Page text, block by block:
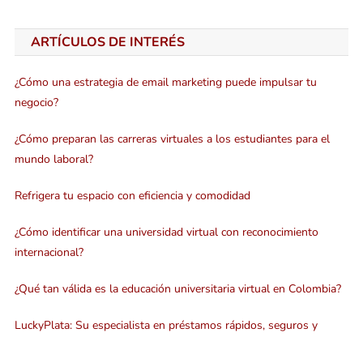
ARTÍCULOS DE INTERÉS
¿Cómo una estrategia de email marketing puede impulsar tu
negocio?
¿Cómo preparan las carreras virtuales a los estudiantes para el
mundo laboral?
Refrigera tu espacio con eficiencia y comodidad
¿Cómo identificar una universidad virtual con reconocimiento
internacional?
¿Qué tan válida es la educación universitaria virtual en Colombia?
LuckyPlata: Su especialista en préstamos rápidos, seguros y